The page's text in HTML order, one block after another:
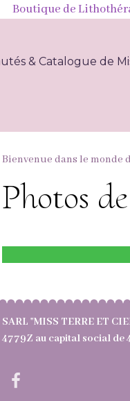
Boutique de
& Catalogue de
Bienvenue dans le monde
Photos
SARL "MISS TERRE ET
4779Z au capital social de